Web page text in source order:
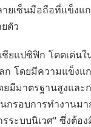
ยเซ็นมือถือที่แข็ง
ตัว
ชียแปซิฟิก โดดเด่
โดยมีความแข็งแ
มีมาตรฐานสูงแล
กรอบการทำงาน
ระบบนิเวศ" ซึ่งต้